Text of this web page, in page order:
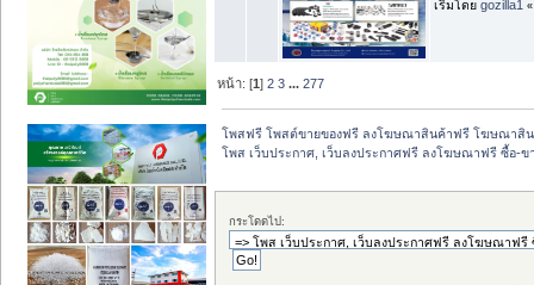
เริ่มโดย gozilla1
หน้า: [1]2 3 ...277
โพสฟรี โพสต์ขายของฟรี ลงโฆษณาสินค้าฟรี โฆษณาสิ
โพส เว็บประกาศ, เว็บลงประกาศฟรี ลงโฆษณาฟรี ซื้อ-ข
กระโดดไป: